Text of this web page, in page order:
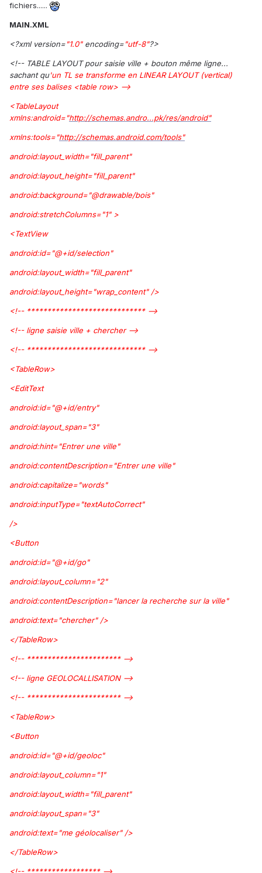
fichiers......
MAIN.XML
<?xml version="1.0"encoding="utf-8"?>
<!-- TABLE LAYOUT pour saisie ville + bouton même ligne...
sachant qu'un TL se transforme en LINEAR LAYOUT (vertical)
entre ses balises <table row> -->
<TableLayout
xmlns:android="http://schemas.andro...pk/res/android"
xmlns:tools="http://schemas.android.com/tools"
android:layout_width="fill_parent"
android:layout_height="fill_parent"
android:background="@drawable/bois"
android:stretchColumns="1" >
<TextView
android:id="@+id/selection"
android:layout_width="fill_parent"
android:layout_height="wrap_content" />
<!-- ***************************** -->
<!-- ligne saisie ville + chercher -->
<!-- ***************************** -->
<TableRow>
<EditText
android:id="@+id/entry"
android:layout_span="3"
android:hint="Entrer une ville"
android:contentDescription="Entrer une ville"
android:capitalize="words"
android:inputType="textAutoCorrect"
/>
<Button
android:id="@+id/go"
android:layout_column="2"
android:contentDescription="lancer la recherche sur la ville"
android:text="chercher" />
</TableRow>
<!-- *********************** -->
<!-- ligne GEOLOCALLISATION -->
<!-- *********************** -->
<TableRow>
<Button
android:id="@+id/geoloc"
android:layout_column="1"
android:layout_width="fill_parent"
android:layout_span="3"
android:text="me géolocaliser" />
</TableRow>